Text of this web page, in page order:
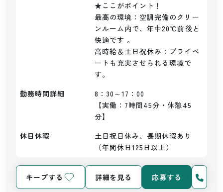
★ここがポイント！
最高の環境：空調完備のクリー
ンルーム内で、年中20℃前後と
快適です 。
高時給＆土日祝休み：プライベ
ートも充実させられる環境で
す。
勤務時間詳細
8：30～17：00
【実働：7時間45分・休憩45
分】
休日休暇
土日祝日休み、長期休暇あり
（年間休日125日以上）
キープする 詳細を見る 応募する